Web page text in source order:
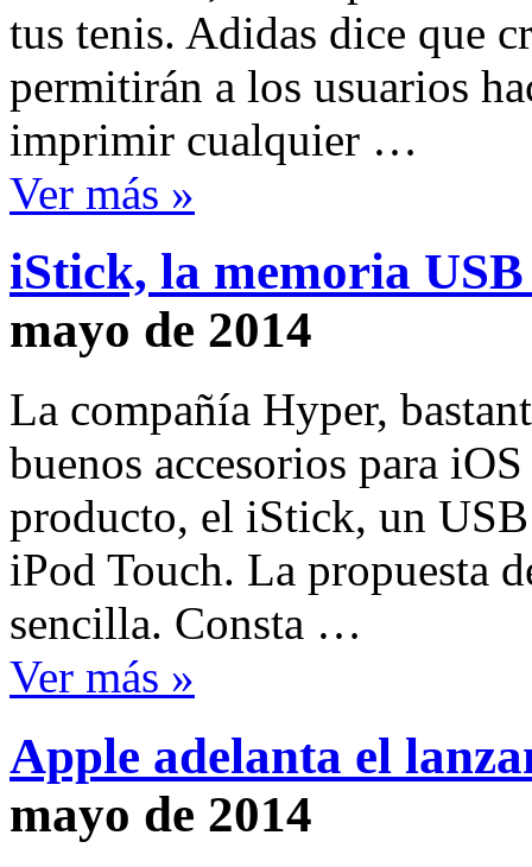
tus tenis. Adidas dice que
permitirán a los usuarios
imprimir cualquier …
Ver más »
iStick, la memoria
mayo de 2014
La compañía Hyper,
buenos accesorios para
producto, el iStick, un
iPod Touch. La propuesta
sencilla. Consta …
Ver más »
Apple adelanta el
mayo de 2014